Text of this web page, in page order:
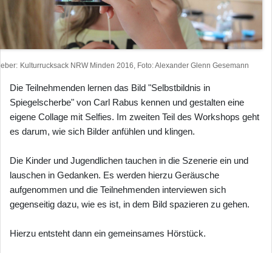
Kulturrucksack NRW Minden 2016, Foto: Alexander Glenn Gesemann
Die Teilnehmenden lernen das Bild "Selbstbildnis in
Spiegelscherbe" von Carl Rabus kennen und gestalten eine
eigene Collage mit Selfies. Im zweiten Teil des Workshops geht
es darum, wie sich Bilder anfühlen und klingen.
Die Kinder und Jugendlichen tauchen in die Szenerie ein und
lauschen in Gedanken. Es werden hierzu Geräusche
aufgenommen und die Teilnehmenden interviewen sich
gegenseitig dazu, wie es ist, in dem Bild spazieren zu gehen.
Hierzu entsteht dann ein gemeinsames Hörstück.